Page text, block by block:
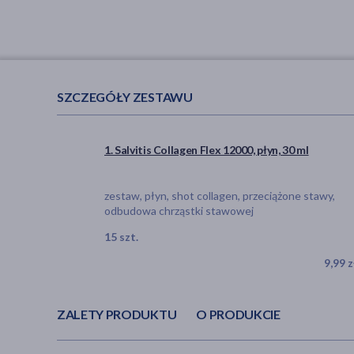
SZCZEGÓŁY ZESTAWU
1. Salvitis Collagen Flex 12000, płyn, 30 ml
zestaw, płyn, shot collagen, przeciążone stawy,
odbudowa chrząstki stawowej
15 szt.
9,99
ZALETY PRODUKTU O PRODUKCIE